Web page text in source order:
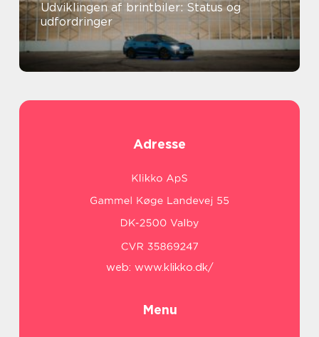
Udviklingen af brintbiler: Status og
udfordringer
Adresse
web: www.klikko.dk/
Menu